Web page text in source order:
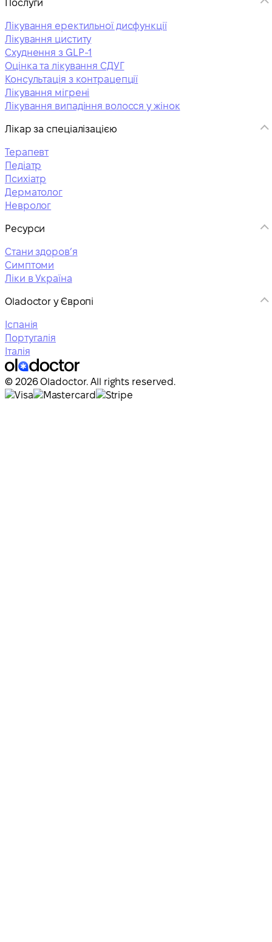
Послуги
Лікування еректильної дисфункції
Лікування циститу
Схуднення з GLP-1
Оцінка та лікування СДУГ
Консультація з контрацепції
Лікування мігрені
Лікування випадіння волосся у жінок
Лікар за спеціалізацією
Терапевт
Педіатр
Психіатр
Дерматолог
Невролог
Ресурси
Стани здоровʼя
Симптоми
Ліки в Україна
Oladoctor у Європі
Іспанія
Португалія
Італія
© 2026 Oladoctor. All rights reserved.